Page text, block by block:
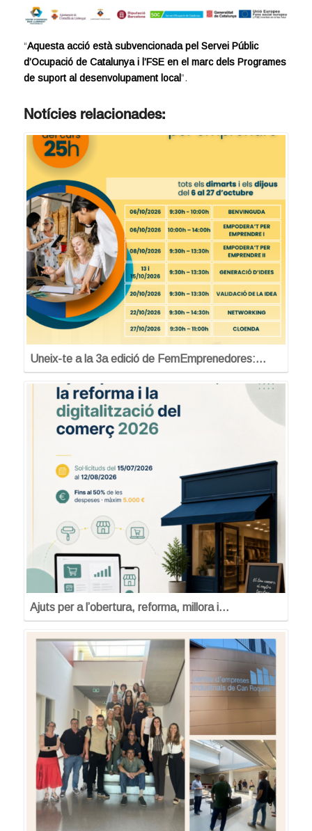
“Aquesta acció està subvencionada pel Servei Públic
d’Ocupació de Catalunya i l’FSE en el marc dels Programes
de suport al desenvolupament local”.
Notícies relacionades:
Uneix-te a la 3a edició de FemEmprenedores:…
Ajuts per a l’obertura, reforma, millora i…